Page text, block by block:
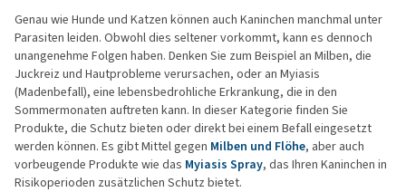
Genau wie Hunde und Katzen können auch Kaninchen manchmal unter
Parasiten leiden. Obwohl dies seltener vorkommt, kann es dennoch
unangenehme Folgen haben. Denken Sie zum Beispiel an Milben, die
Juckreiz und Hautprobleme verursachen, oder an Myiasis
(Madenbefall), eine lebensbedrohliche Erkrankung, die in den
Sommermonaten auftreten kann. In dieser Kategorie finden Sie
Produkte, die Schutz bieten oder direkt bei einem Befall eingesetzt
werden können. Es gibt Mittel gegen Milben und Flöhe, aber auch
vorbeugende Produkte wie das Myiasis Spray, das Ihren Kaninchen in
Risikoperioden zusätzlichen Schutz bietet.